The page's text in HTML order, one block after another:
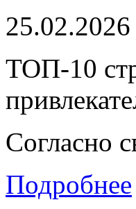
ТОП-10
Согласно
Подробнее